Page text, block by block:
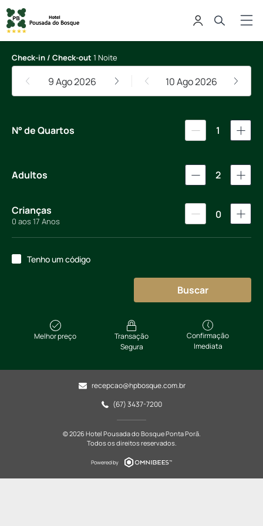
Hotel Pousada do Bosque Ponta
Check-in / Check-out 1 Noite
9 Ago 2026 10 Ago 2026
N° de Quartos 1
Adultos 2
Crianças
0 aos 17 Anos
0
Tenho um código
Buscar
Melhor preço
Transação
Segura
Confirmação
Imediata
recepcao@hpbosque.com.br
(67) 3437-7200
© 2026 Hotel Pousada do Bosque Ponta Porã.
Todos os direitos reservados.
Powered by